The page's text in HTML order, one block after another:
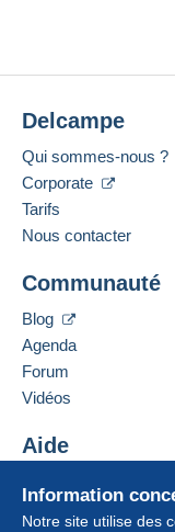
Information
Notre site utilise des
Delcampe
Qui sommes-nous ?
Corporate
Tarifs
Nous contacter
Communauté
Blog
Agenda
Forum
Vidéos
Aide
Acheter sur